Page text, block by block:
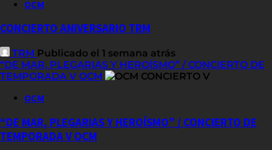
OCM
CONCIERTO ANIVERSARIO TRM
TRM Publicado el 1 semana atrás
“DE MAR, PLEGARIAS Y HEROÍSMO” / CONCIERTO DE
TEMPORADA V OCM
OCM
“DE MAR, PLEGARIAS Y HEROÍSMO” / CONCIERTO DE
TEMPORADA V OCM